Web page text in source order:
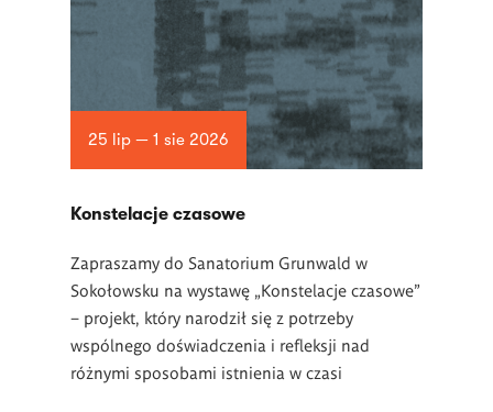
25 lip — 1 sie 2026
Konstelacje czasowe
Zapraszamy do Sanatorium Grunwald w
Sokołowsku na wystawę „Konstelacje czasowe”
– projekt, który narodził się z potrzeby
wspólnego doświadczenia i refleksji nad
różnymi sposobami istnienia w czasi